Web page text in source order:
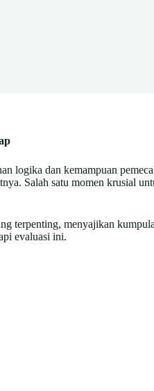
logika dan kemampuan
Salah satu momen krusial
terpenting, menyajikan
evaluasi ini.